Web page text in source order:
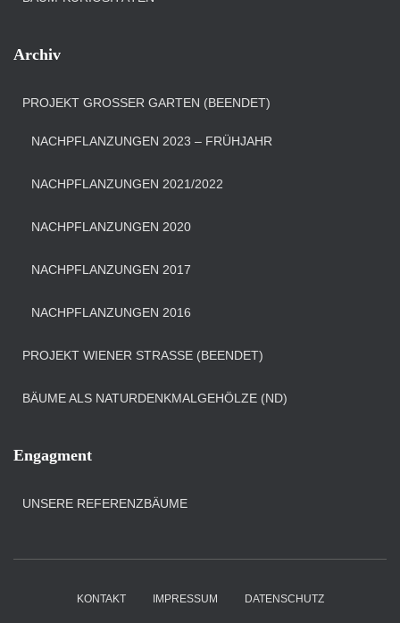
Archiv
PROJEKT GROSSER GARTEN (BEENDET)
NACHPFLANZUNGEN 2023 – FRÜHJAHR
NACHPFLANZUNGEN 2021/2022
NACHPFLANZUNGEN 2020
NACHPFLANZUNGEN 2017
NACHPFLANZUNGEN 2016
PROJEKT WIENER STRASSE (BEENDET)
BÄUME ALS NATURDENKMALGEHÖLZE (ND)
Engagment
UNSERE REFERENZBÄUME
KONTAKT IMPRESSUM DATENSCHUTZ